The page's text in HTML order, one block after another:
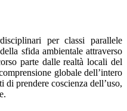
per classi parallele
sfida ambientale attraverso
parte dalle realtà locali del
globale dell’intero
di prendere coscienza dell’uso,